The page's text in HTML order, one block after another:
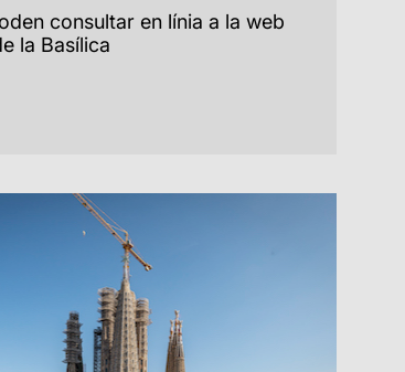
consultar en línia a la web
la Basílica